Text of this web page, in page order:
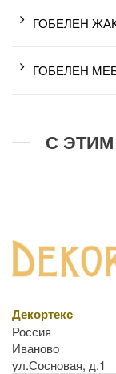
ГОБЕЛЕН
ГОБЕЛЕН
С
Декортекс
Россия
Иваново
ул.Сосновая, д.1